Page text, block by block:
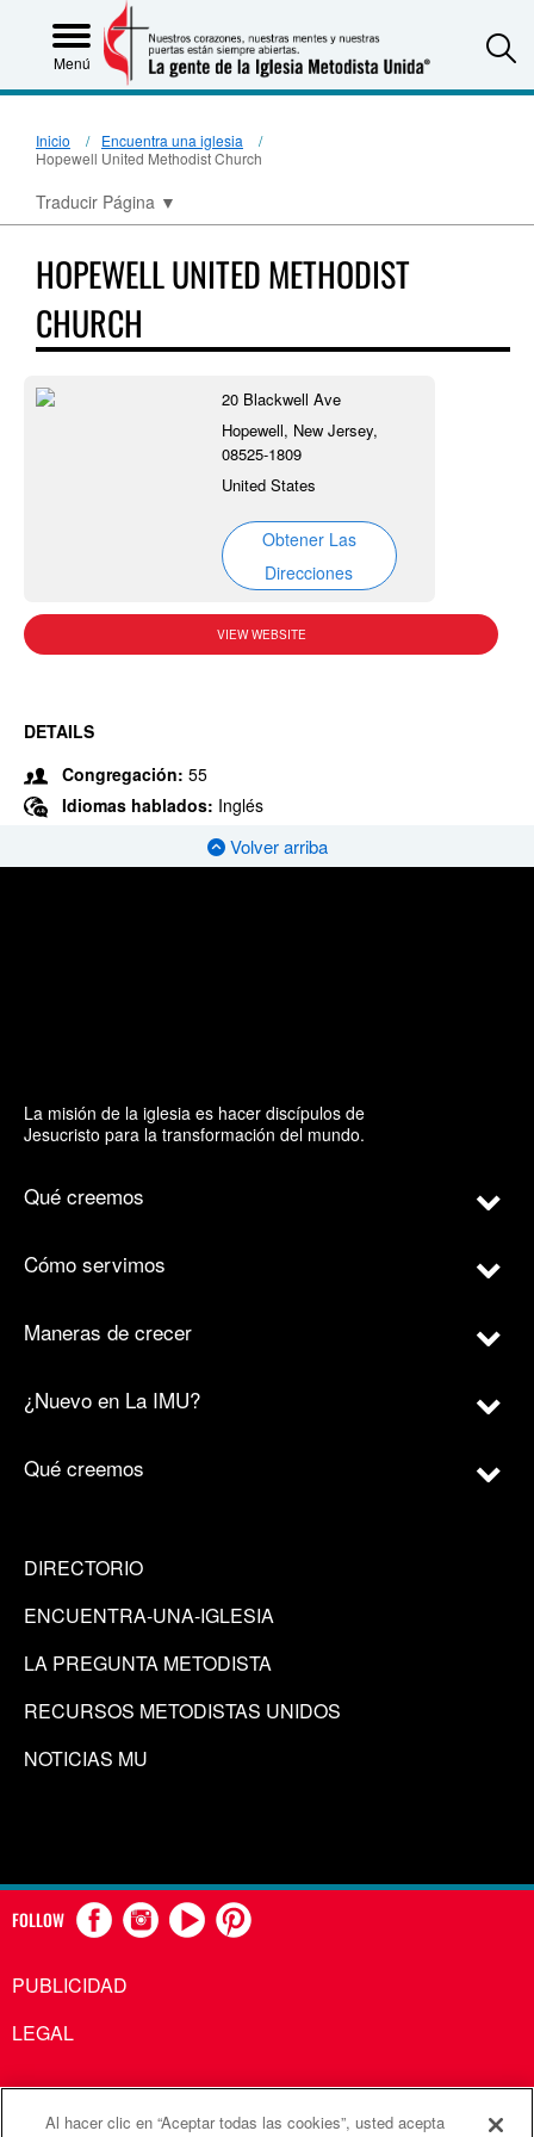
Menú
Inicio
Encuentra una iglesia
Hopewell United Methodist Church
Traducir Página ▼
HOPEWELL UNITED METHODIST
CHURCH
20 Blackwell Ave
Hopewell, New Jersey,
08525-1809
United States
Obtener Las
Direcciones
VIEW WEBSITE
DETAILS
Congregación: 55
Idiomas hablados: Inglés
Volver arriba
La misión de la iglesia es hacer discípulos de
Jesucristo para la transformación del mundo.
Qué creemos
Cómo servimos
Maneras de crecer
¿Nuevo en La IMU?
Qué creemos
DIRECTORIO
ENCUENTRA-UNA-IGLESIA
LA PREGUNTA METODISTA
RECURSOS METODISTAS UNIDOS
NOTICIAS MU
FOLLOW
PUBLICIDAD
LEGAL
Al hacer clic en “Aceptar todas las cookies”, usted acepta